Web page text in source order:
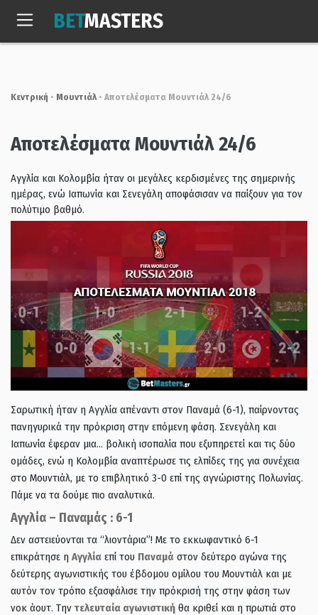
Κυρ, 9 Αυγ. 2026
BETMASTERS
Κεντρική • Μουντιάλ• Αποτελέσματα Μουντιάλ 24/6
Αποτελέσματα Μουντιάλ 24/6
Αγγλία και Κολομβία ήταν οι μεγάλες κερδισμένες της σημερινής
ημέρας, ενώ Ιαπωνία και Σενεγάλη αποφάσισαν να παίξουν για τον
πολύτιμο βαθμό.
Σαρωτική ήταν η Αγγλία απέναντι στον Παναμά (6-1), παίρνοντας
πανηγυρικά την πρόκριση στην επόμενη φάση. Σενεγάλη και
Ιαπωνία έφεραν μια… βολική ισοπαλία που εξυπηρετεί και τις δύο
ομάδες, ενώ η Κολομβία αναπτέρωσε τις ελπίδες της για συνέχεια
στο Μουντιάλ, με το επιβλητικό 3-0 επί της αγνώριστης Πολωνίας.
Πάμε να τα δούμε πιο αναλυτικά.
Αγγλία – Παναμάς : 6-1
Δεν αστειεύονται τα “λιοντάρια”! Με το εκκωφαντικό 6-1
επικράτησε η Αγγλία επί του Παναμά στον δεύτερο αγώνα της
δεύτερης αγωνιστικής του έβδομου ομίλου του Μουντιάλ και με
αυτόν τον τρόπο εξασφάλισε την πρόκρισή της στην φάση των
νοκ άουτ. Την τελευταία αγωνιστική θα κριθεί και η πρωτιά στο